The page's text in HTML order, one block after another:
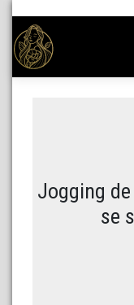
Jogging
se